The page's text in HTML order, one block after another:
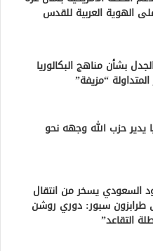
الهوية العربية للقدس
بشأن مناهج البكالوريا
“مزيفة”
حزب الله وجهه نحو
السعودي يسخر من انتقال
طرابزون سبور: دوري روشن
التقاعد”